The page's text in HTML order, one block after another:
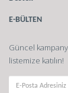
E-BÜLTEN
Güncel
listemize katılın!